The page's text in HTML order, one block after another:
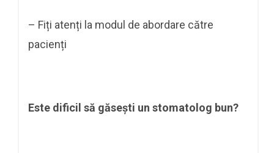
– Fiți atenți la modul de abordare către
pacienți
Este dificil să găsești un stomatolog bun?